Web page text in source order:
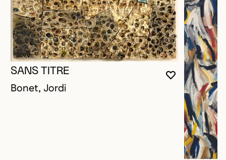
VOUS
FERMER
OUVRIR LA
SANS TITRE
Bonet, Jordi